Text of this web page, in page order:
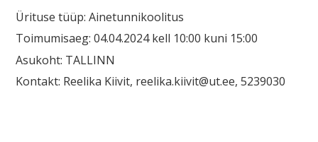
Ürituse tüüp: Ainetunnikoolitus
Toimumisaeg: 04.04.2024 kell 10:00 kuni 15:00
Asukoht: TALLINN
Kontakt: Reelika Kiivit, reelika.kiivit@ut.ee, 5239030